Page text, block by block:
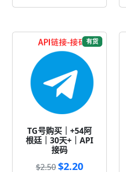
有货
TG号购买｜+54阿
根廷｜30天+｜API
接码
$2.50$2.20